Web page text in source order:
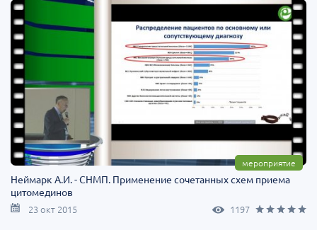
мероприятие
Неймарк А.И. - СНМП. Применение сочетанных схем приема
цитомединов
23 окт 2015 1197